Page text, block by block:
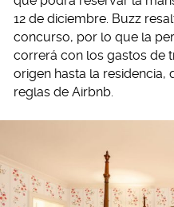
12 de diciembre. Buzz
concurso, por lo que la
correrá con los gastos de
origen hasta la residencia,
reglas de Airbnb.